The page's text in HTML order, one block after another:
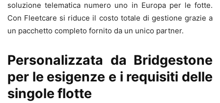
soluzione telematica numero uno in Europa per le fotte.
Con Fleetcare si riduce il costo totale di gestione grazie a
un pacchetto completo fornito da un unico partner.
Personalizzata da Bridgestone
per le esigenze e i requisiti delle
singole flotte